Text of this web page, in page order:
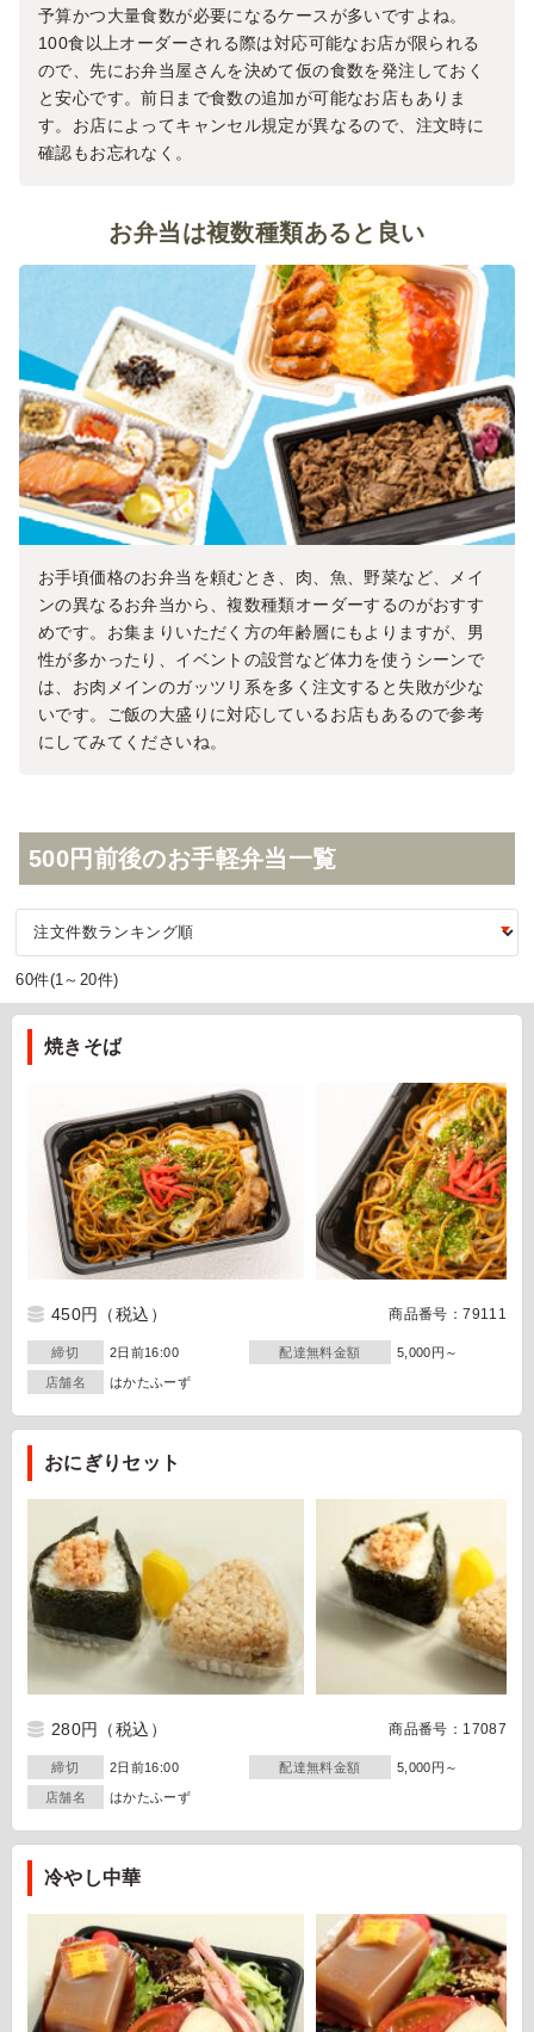
予算かつ大量食数が必要になるケースが多いですよね。
100食以上オーダーされる際は対応可能なお店が限られる
ので、先にお弁当屋さんを決めて仮の食数を発注しておく
と安心です。前日まで食数の追加が可能なお店もありま
す。お店によってキャンセル規定が異なるので、注文時に
確認もお忘れなく。
お弁当は複数種類あると良い
お手頃価格のお弁当を頼むとき、肉、魚、野菜など、メイ
ンの異なるお弁当から、複数種類オーダーするのがおすす
めです。お集まりいただく方の年齢層にもよりますが、男
性が多かったり、イベントの設営など体力を使うシーンで
は、お肉メインのガッツリ系を多く注文すると失敗が少な
いです。ご飯の大盛りに対応しているお店もあるので参考
にしてみてくださいね。
500円前後のお手軽弁当一覧
60件(1～20件)
焼きそば
450円 （税込） 商品番号：79111
締切 2日前16:00 配達無料金額 5,000円～
店舗名 はかたふーず
おにぎりセット
280円 （税込） 商品番号：17087
締切 2日前16:00 配達無料金額 5,000円～
店舗名 はかたふーず
冷やし中華